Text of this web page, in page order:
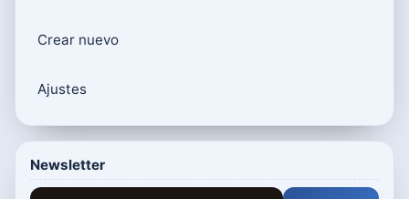
Crear nuevo
Ajustes
Newsletter